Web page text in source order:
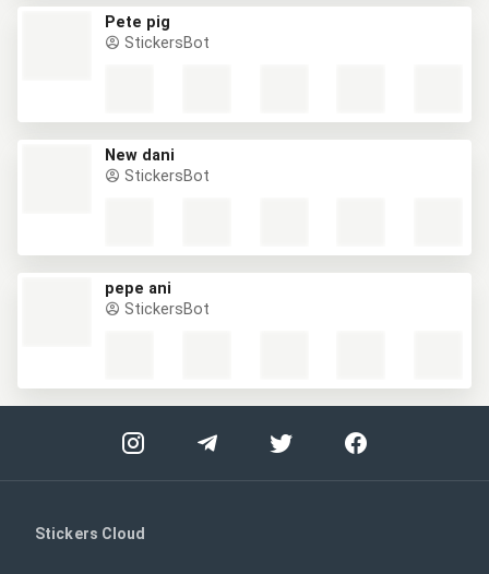
Pete pig
StickersBot
New dani
StickersBot
pepe ani
StickersBot
Stickers Cloud